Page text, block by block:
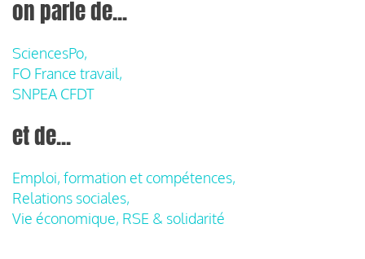
on parle de...
SciencesPo,
FO France travail,
SNPEA CFDT
et de...
Emploi, formation et compétences,
Relations sociales,
Vie économique, RSE & solidarité